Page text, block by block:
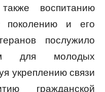
воспитанию
поколению и его
послужило
для молодых
укреплению связи
гражданской